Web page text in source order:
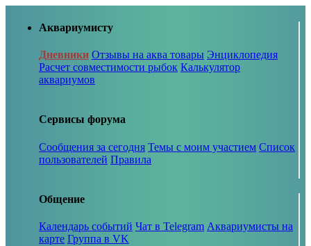
Аквариумисту
Дневники Отзывы на аква товары Энциклопедия
Расчет совместимости рыбок Калькулятор
аквариумов
Сервисы форума
Сообщения за сегодня Темы с моим участием Список
пользователей Правила
Общение
Календарь событий Чат в Telegram Аквариумисты на
карте Группа в VK